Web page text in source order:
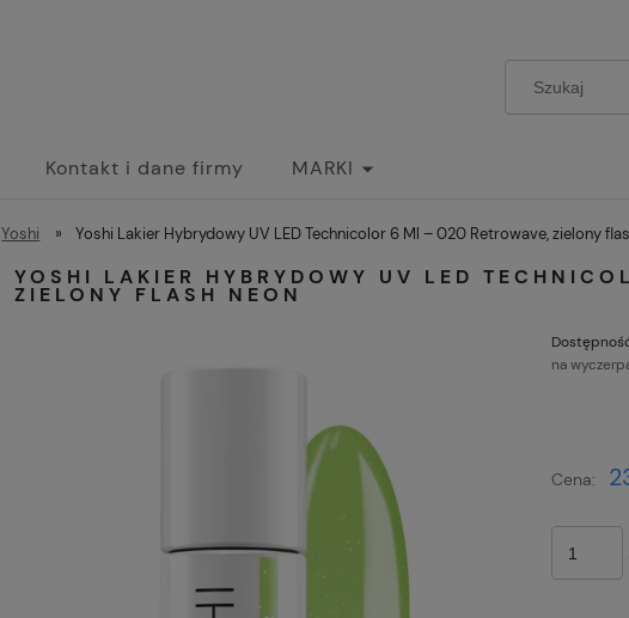
Kontakt i dane firmy MARKI
Yoshi » Yoshi Lakier Hybrydowy UV LED Technicolor 6 Ml – 020 Retrowave, zielony
YOSHI LAKIER HYBRYDOWY UV LED
ZIELONY FLASH NEON
na
Cena: